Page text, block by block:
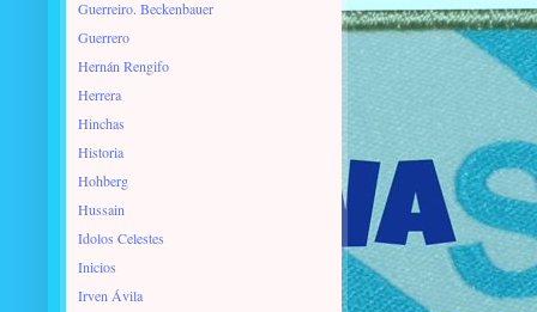
Guerreiro. Beckenbauer
Guerrero
Hernán Rengifo
Herrera
Hinchas
Historia
Hohberg
Hussain
Idolos Celestes
Inicios
Irven Ávila